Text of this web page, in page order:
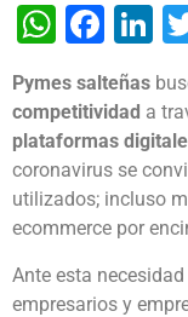
Pymes salteñas
competitividad a
plataformas
coronavirus se
utilizados; incluso
ecommerce por
Ante esta
empresarios y